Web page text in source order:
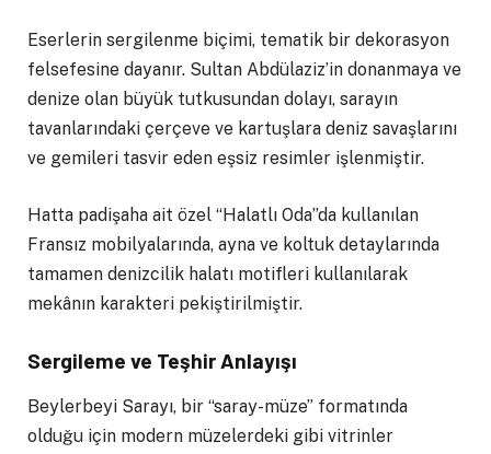
Eserlerin sergilenme biçimi, tematik bir dekorasyon
felsefesine dayanır. Sultan Abdülaziz’in donanmaya ve
denize olan büyük tutkusundan dolayı, sarayın
tavanlarındaki çerçeve ve kartuşlara deniz savaşlarını
ve gemileri tasvir eden eşsiz resimler işlenmiştir.
Hatta padişaha ait özel “Halatlı Oda”da kullanılan
Fransız mobilyalarında, ayna ve koltuk detaylarında
tamamen denizcilik halatı motifleri kullanılarak
mekânın karakteri pekiştirilmiştir.
Sergileme ve Teşhir Anlayışı
Beylerbeyi Sarayı, bir “saray-müze” formatında
olduğu için modern müzelerdeki gibi vitrinler